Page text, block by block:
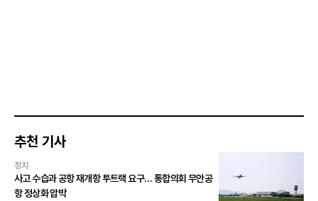
추천 기사
정치
사고 수습과 공항 재개항 투트랙 요구… 통합의회 무안공
항 정상화 압박